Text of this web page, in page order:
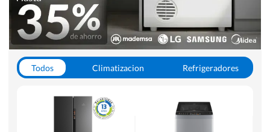
Todos Climatizacion
Refrigeradores
Hornos y Microondas